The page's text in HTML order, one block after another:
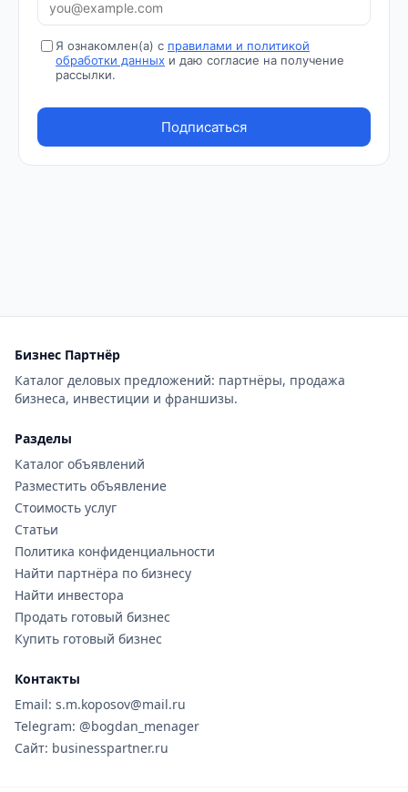
Бизнес Партнёр
Каталог деловых предложений: партнёры, продажа
бизнеса, инвестиции и франшизы.
Разделы
Каталог объявлений
Разместить объявление
Стоимость услуг
Статьи
Политика конфиденциальности
Найти партнёра по бизнесу
Найти инвестора
Продать готовый бизнес
Купить готовый бизнес
Контакты
Email: s.m.koposov@mail.ru
Telegram: @bogdan_menager
Сайт: businesspartner.ru